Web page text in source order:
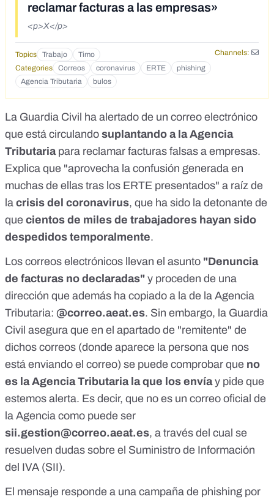
reclamar facturas a las empresas»
<p>X</p>
Topics Trabajo Timo
Channels:
Categories
Correos coronavirus ERTE
phishing
Agencia Tributaria
bulos
La Guardia Civil ha alertado de un correo electrónico
que está circulando suplantando a la Agencia
Tributariapara reclamar facturas falsas a empresas.
Explica que "aprovecha la confusión generada en
muchas de ellas tras los ERTE presentados" a raíz de
la crisis del coronavirus, que ha sido la detonante de
que cientos de miles de trabajadores hayan sido
despedidos temporalmente.
Los correos electrónicos llevan el asunto "Denuncia
de facturas no declaradas" y proceden de una
dirección que además ha copiado a la de la Agencia
Tributaria: @correo.aeat.es. Sin embargo, la Guardia
Civil asegura que en el apartado de "remitente" de
dichos correos (donde aparece la persona que nos
está enviando el correo) se puede comprobar que no
es la Agencia Tributaria la que los envíay pide que
estemos alerta. Es decir, que no es un correo oficial de
la Agencia como puede ser
sii.gestion@correo.aeat.es, a través del cual se
resuelven dudas sobre el Suministro de Información
del IVA (SII).
El mensaje responde a una campaña de phishing por